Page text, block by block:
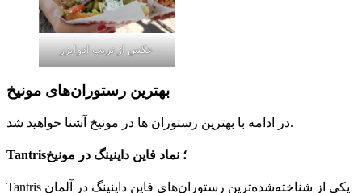
عکس از تریپ ادوایزر
بهترین رستوران‌های مونیخ
در ادامه با بهترین رستوران ها در مونیخ آشنا خواهید شد.
Tantris؛ نماد فاین داینینگ در مونیخ
Tantris یکی از شناخته‌شده‌ترین رستوران‌های فاین داینینگ در آلمان